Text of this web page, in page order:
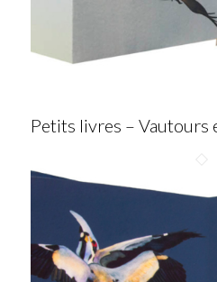
Petits livres – Vautours